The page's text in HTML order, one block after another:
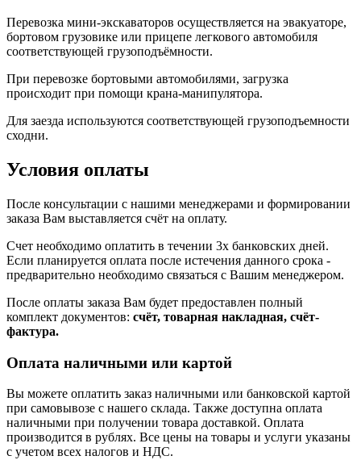
Перевозка мини-экскаваторов осуществляется на эвакуаторе,
бортовом грузовике или прицепе легкового автомобиля
соответствующей грузоподъёмности.
При перевозке бортовыми автомобилями, загрузка
происходит при помощи крана-манипулятора.
Для заезда используются соответствующей грузоподъемности
сходни.
Условия оплаты
После консультации с нашими менеджерами и формировании
заказа Вам выставляется счёт на оплату.
Счет необходимо оплатить в течении 3х банковских дней.
Если планируется оплата после истечения данного срока -
предварительно необходимо связаться с Вашим менеджером.
После оплаты заказа Вам будет предоставлен полный
комплект документов: счёт, товарная накладная, счёт-
фактура.
Оплата наличными или картой
Вы можете оплатить заказ наличными или банковской картой
при самовывозе с нашего склада. Также доступна оплата
наличными при получении товара доставкой. Оплата
производится в рублях. Все цены на товары и услуги указаны
с учетом всех налогов и НДС.